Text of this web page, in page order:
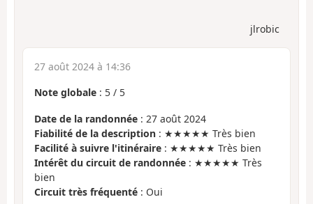
jlrobic
27 août 2024 à 14:36
Note globale : 5 / 5
Date de la randonnée : 27 août 2024
Fiabilité de la description : ★★★★★ Très bien
Facilité à suivre l'itinéraire : ★★★★★ Très bien
Intérêt du circuit de randonnée : ★★★★★ Très
bien
Circuit très fréquenté : Oui